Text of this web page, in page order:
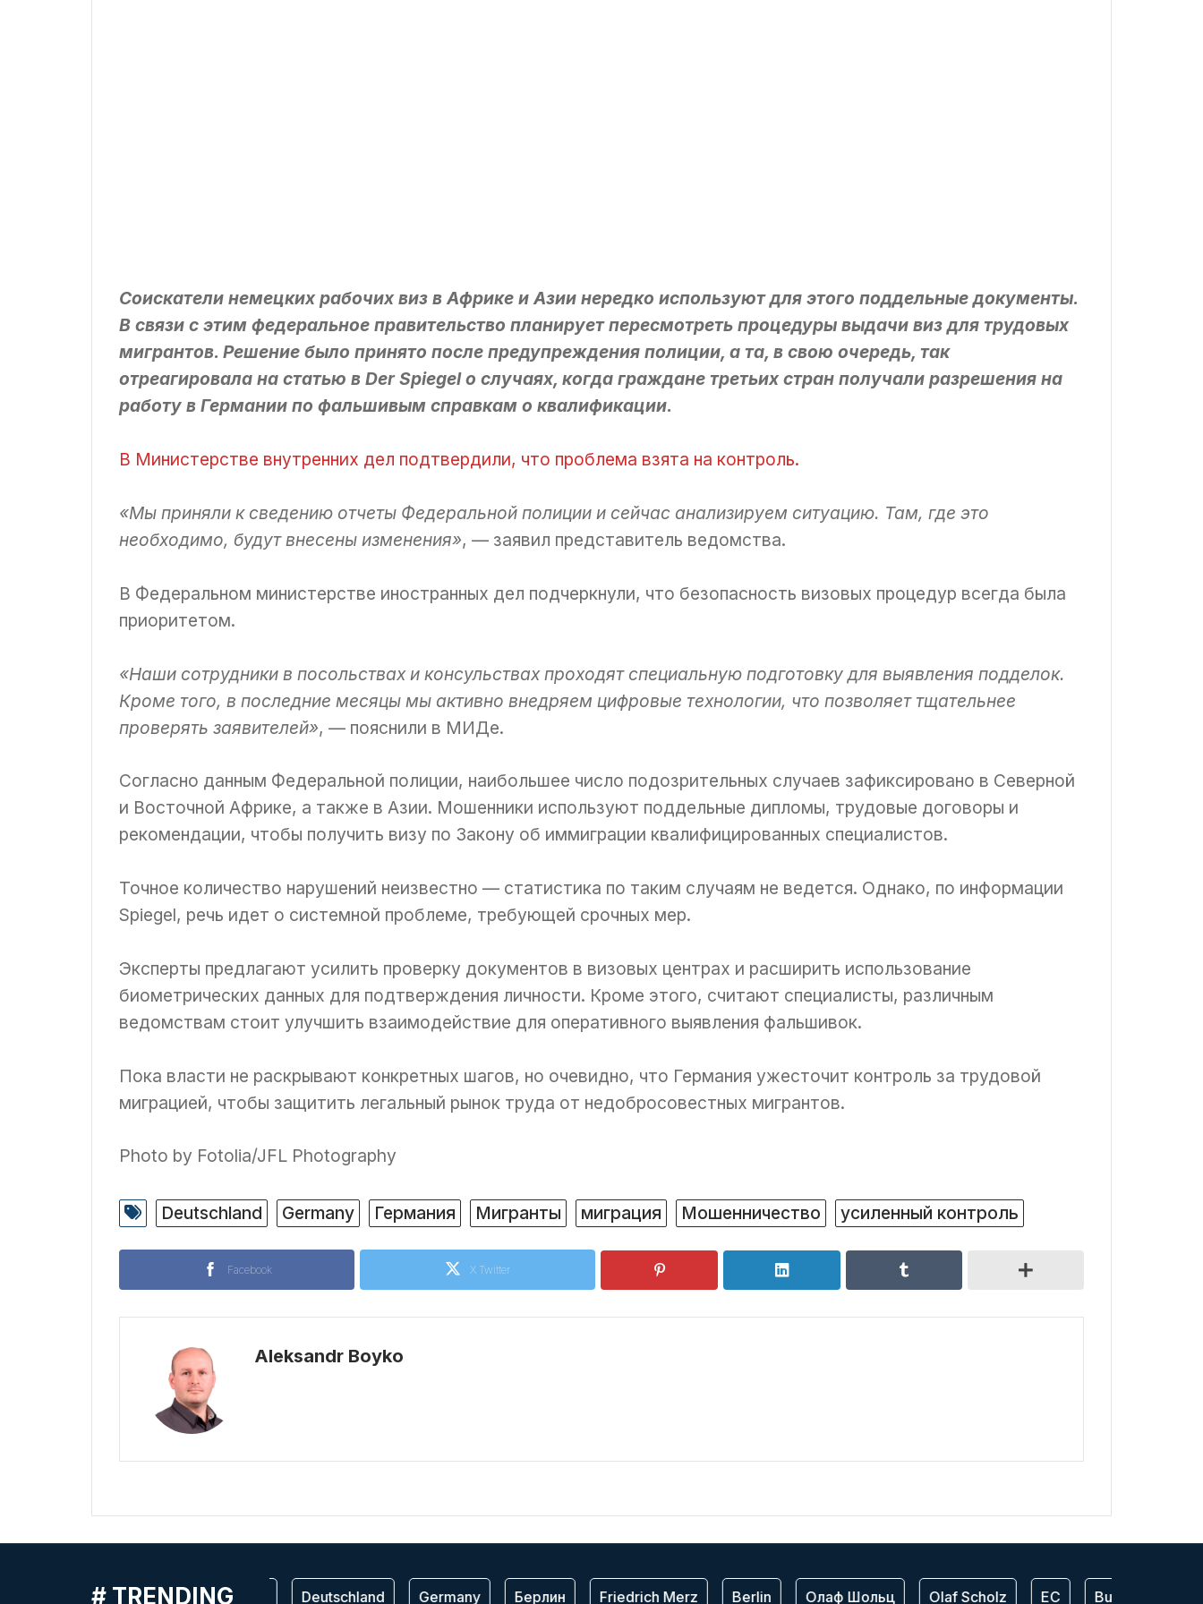
Соискатели немецких рабочих виз в Африке и Азии нередко используют для этого поддельные документы.
В связи с этим федеральное правительство планирует пересмотреть процедуры выдачи виз для трудовых
мигрантов. Решение было принято после предупреждения полиции, а та, в свою очередь, так
отреагировала на статью в Der Spiegel о случаях, когда граждане третьих стран получали разрешения на
работу в Германии по фальшивым справкам о квалификации.
В Министерстве внутренних дел подтвердили, что проблема взята на контроль.
«Мы приняли к сведению отчеты Федеральной полиции и сейчас анализируем ситуацию. Там, где это
необходимо, будут внесены изменения», — заявил представитель ведомства.
В Федеральном министерстве иностранных дел подчеркнули, что безопасность визовых процедур всегда была
приоритетом.
«Наши сотрудники в посольствах и консульствах проходят специальную подготовку для выявления подделок.
Кроме того, в последние месяцы мы активно внедряем цифровые технологии, что позволяет тщательнее
проверять заявителей», — пояснили в МИДе.
Согласно данным Федеральной полиции, наибольшее число подозрительных случаев зафиксировано в Северной
и Восточной Африке, а также в Азии. Мошенники используют поддельные дипломы, трудовые договоры и
рекомендации, чтобы получить визу по Закону об иммиграции квалифицированных специалистов.
Точное количество нарушений неизвестно — статистика по таким случаям не ведется. Однако, по информации
Spiegel, речь идет о системной проблеме, требующей срочных мер.
Эксперты предлагают усилить проверку документов в визовых центрах и расширить использование
биометрических данных для подтверждения личности. Кроме этого, считают специалисты, различным
ведомствам стоит улучшить взаимодействие для оперативного выявления фальшивок.
Пока власти не раскрывают конкретных шагов, но очевидно, что Германия ужесточит контроль за трудовой
миграцией, чтобы защитить легальный рынок труда от недобросовестных мигрантов.
Photo by Fotolia/JFL Photography
Deutschland Germany Германия Мигранты миграция Мошенничество усиленный контроль
Facebook X Twitter
Aleksandr Boyko
# TRENDING
Германия Deutschland Germany Берлин Friedrich Merz Berlin Олаф Шольц Olaf Scholz ЕС Bundeswehr